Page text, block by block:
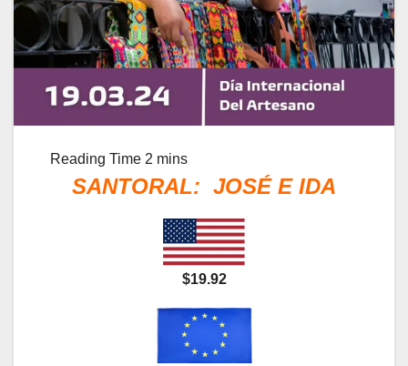
SANTORAL: JOSÉ E IDA
$19.92